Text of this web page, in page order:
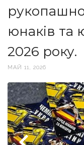
юнаків та
2026 року.
МАЙ 11, 2026